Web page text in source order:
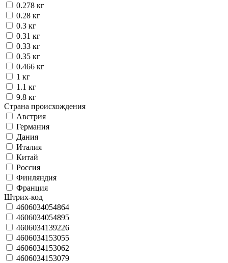
0.278 кг
0.28 кг
0.3 кг
0.31 кг
0.33 кг
0.35 кг
0.466 кг
1 кг
1.1 кг
9.8 кг
Страна происхождения
Австрия
Германия
Дания
Италия
Китай
Россия
Финляндия
Франция
Штрих-код
4606034054864
4606034054895
4606034139226
4606034153055
4606034153062
4606034153079